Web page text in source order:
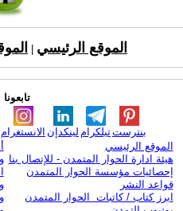
الموقع الرئيسي
الانستغرام لينكدإن تيلكرامبنترست
الموقع الرئيسي
هيئة ادارة الحوار المتمدن - للإتصال بنا
إحصائيات مؤسسة الحوار المتمدن
قواعد النشر
ابرز كتاب / كاتبات الحوار المتمدن